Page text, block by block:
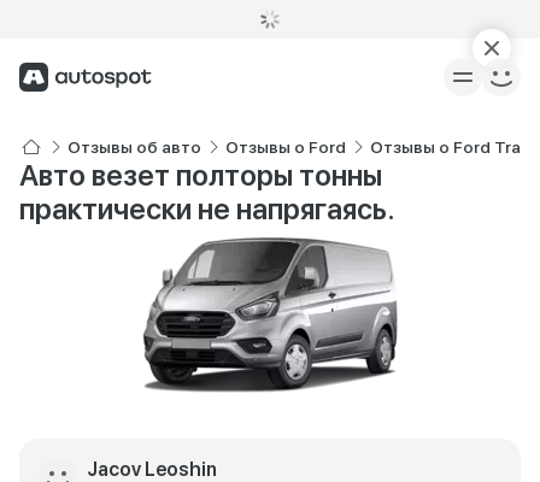
Отзывы об авто Отзывы о Ford Отзывы о Ford
Авто везет полторы тонны
практически не напрягаясь.
Jacov Leoshin